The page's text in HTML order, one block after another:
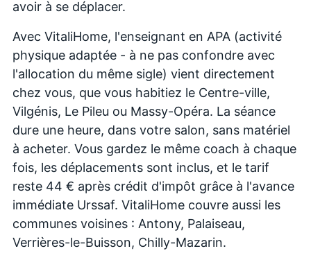
avoir à se déplacer.
Avec VitaliHome, l'enseignant en APA (activité
physique adaptée - à ne pas confondre avec
l'allocation du même sigle) vient directement
chez vous, que vous habitiez le Centre-ville,
Vilgénis, Le Pileu ou Massy-Opéra. La séance
dure une heure, dans votre salon, sans matériel
à acheter. Vous gardez le même coach à chaque
fois, les déplacements sont inclus, et le tarif
reste 44 € après crédit d'impôt grâce à l'avance
immédiate Urssaf. VitaliHome couvre aussi les
communes voisines : Antony, Palaiseau,
Verrières-le-Buisson, Chilly-Mazarin.